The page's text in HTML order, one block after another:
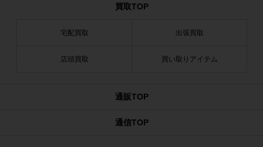
買取TOP
宅配買取 出張買取
店頭買取 買い取りアイテム
通販TOP
通信TOP